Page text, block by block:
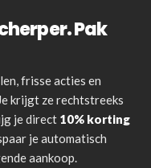
Pak
frisse acties en
krijgt ze rechtstreeks
je direct 10% korting
je automatisch
aankoop.